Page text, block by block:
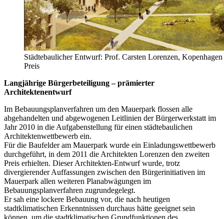
Städtebaulicher Entwurf: Prof. Carsten Lorenzen,
Preis
Langjährige Bürgerbeteiligung – prämierter
Architektenentwurf
Im Bebauungsplanverfahren um den Mauerpark flossen alle
abgehandelten und abgewogenen Leitlinien der Bürgerwerkstatt im
Jahr 2010 in die Aufgabenstellung für einen städtebaulichen
Architektenwettbewerb ein.
Für die Baufelder am Mauerpark wurde ein Einladungswettbewerb
durchgeführt, in dem 2011 die Architekten Lorenzen den zweiten
Preis erhielten. Dieser Architekten-Entwurf wurde, trotz
divergierender Auffassungen zwischen den Bürgerinitiativen im
Mauerpark allen weiteren Planabwägungen im
Bebauungsplanverfahren zugrundegelegt.
Er sah eine lockere Bebauung vor, die nach heutigen
stadtklimatischen Erkenntnissen durchaus hätte geeignet sein